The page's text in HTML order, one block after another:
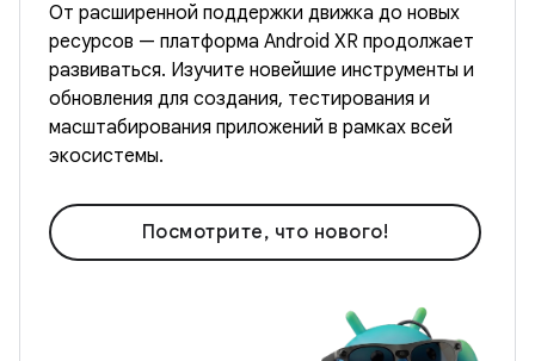
От расширенной поддержки движка до новых
ресурсов — платформа Android XR продолжает
развиваться. Изучите новейшие инструменты и
обновления для создания, тестирования и
масштабирования приложений в рамках всей
экосистемы.
Посмотрите, что нового!